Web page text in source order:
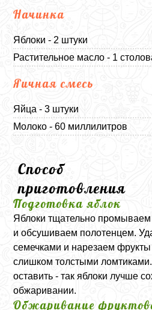
Начинка
Яблоки - 2 штуки
Растительное масло - 1
Яичная смесь
Яйца - 3 штуки
Молоко - 60 миллилитров
Способ
приготовления
Подготовка яблок
Яблоки тщательно
и обсушиваем полотенцем.
семечками и нарезаем
слишком толстыми
оставить - так яблоки лучше
обжаривании.
Обжаривание